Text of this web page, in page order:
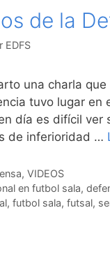
de la
EDFS
una charla
tuvo lugar en
día es difícil
de inferioridad …
, VIDEOS
en futbol sala,
, futbol sala, futsal,